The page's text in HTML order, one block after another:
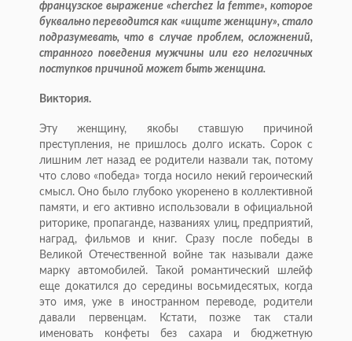
французское выражение «сherchez la femme», которое
буквально переводится как «ищите женщину», стало
подразумевать, что в случае проблем, осложнений,
странного поведения мужчины или его нелогичных
поступков причиной может быть женщина.
Виктория.
Эту женщину, якобы ставшую причиной
преступления, не пришлось долго искать. Сорок с
лишним лет назад ее родители назвали так, потому
что слово «победа» тогда носило некий героический
смысл. Оно было глубоко укоренено в коллективной
памяти, и его активно использовали в официальной
риторике, пропаганде, названиях улиц, предприятий,
наград, фильмов и книг. Сразу после победы в
Великой Отечественной войне так называли даже
марку автомобилей. Такой романтический шлейф
еще докатился до середины восьмидесятых, когда
это имя, уже в иностранном переводе, родители
давали первенцам. Кстати, позже так стали
именовать конфеты без сахара и бюджетную